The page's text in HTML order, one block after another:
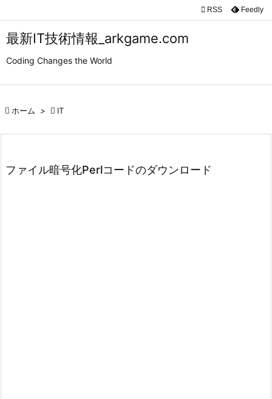
最新IT技術情報_arkgame.com
Coding Changes the World


 RSS Feedly
 ホーム >  IT
ファイル暗号化Perlコードのダウンロード